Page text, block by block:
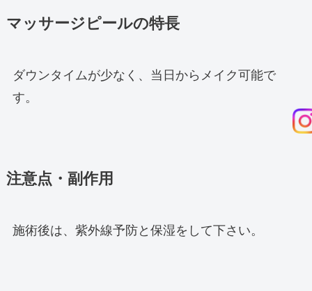
マッサージピールの特長
ダウンタイムが少なく、当日からメイク可能で
す。
注意点・副作用
施術後は、紫外線予防と保湿をして下さい。